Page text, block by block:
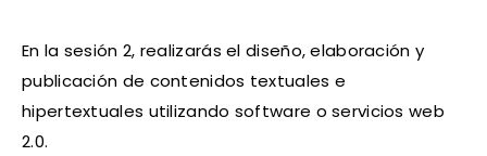
En la sesión 2, realizarás el diseño, elaboración y
publicación de contenidos textuales e
hipertextuales utilizando software o servicios web
2.0.